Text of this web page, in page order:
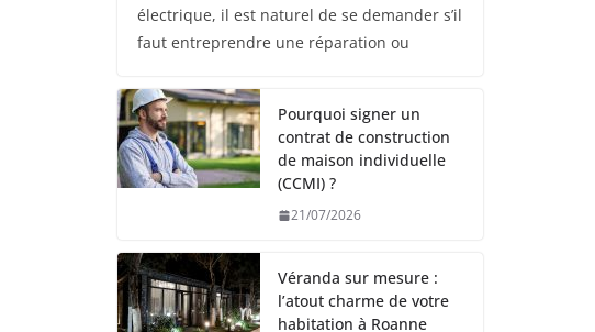
électrique, il est naturel de se demander s’il
faut entreprendre une réparation ou
Pourquoi signer un
contrat de construction
de maison individuelle
(CCMI) ?
21/07/2026
Véranda sur mesure :
l’atout charme de votre
habitation à Roanne